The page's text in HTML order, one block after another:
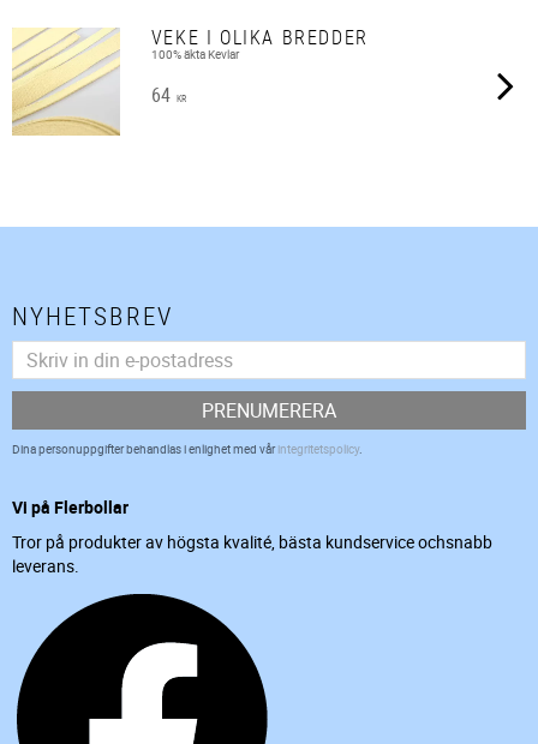
VEKE I OLIKA BREDDER
100% äkta Kevlar
64 KR
NYHETSBREV
PRENUMERERA
Dina personuppgifter behandlas i enlighet med vårintegritetspolicy.
Vi på Flerbollar
Tror på produkter av högsta kvalité, bästa kundservice ochsnabb
leverans.